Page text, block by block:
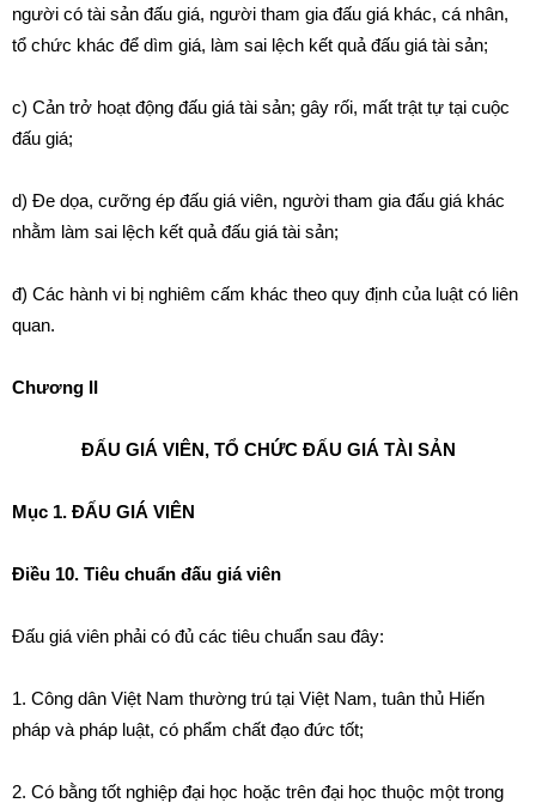
người có tài sản đấu giá, người tham gia đấu giá khác, cá nhân,
tổ chức khác để dìm giá, làm sai lệch kết quả đấu giá tài sản;
c) Cản trở hoạt động đấu giá tài sản; gây rối, mất trật tự tại cuộc
đấu giá;
d) Đe dọa, cưỡng ép đấu giá viên, người tham gia đấu giá khác
nhằm làm sai lệch kết quả đấu giá tài sản;
đ) Các hành vi bị nghiêm cấm khác theo quy định của luật có liên
quan.
Chương II
ĐẤU GIÁ VIÊN, TỔ CHỨC ĐẤU GIÁ TÀI SẢN
Mục 1. ĐẤU GIÁ VIÊN
Điều 10. Tiêu chuẩn đấu giá viên
Đấu giá viên phải có đủ các tiêu chuẩn sau đây:
1. Công dân Việt Nam thường trú tại Việt Nam, tuân thủ Hiến
pháp và pháp luật, có phẩm chất đạo đức tốt;
2. Có bằng tốt nghiệp đại học hoặc trên đại học thuộc một trong